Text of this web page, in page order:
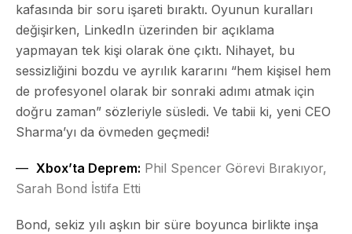
kafasında bir soru işareti bıraktı. Oyunun kuralları
değişirken, LinkedIn üzerinden bir açıklama
yapmayan tek kişi olarak öne çıktı. Nihayet, bu
sessizliğini bozdu ve ayrılık kararını “hem kişisel hem
de profesyonel olarak bir sonraki adımı atmak için
doğru zaman” sözleriyle süsledi. Ve tabii ki, yeni CEO
Sharma’yı da övmeden geçmedi!
Xbox’ta Deprem: Phil Spencer Görevi Bırakıyor,
Sarah Bond İstifa Etti
Bond, sekiz yılı aşkın bir süre boyunca birlikte inşa